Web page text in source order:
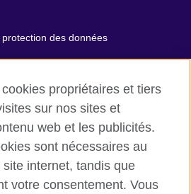
protection des données
par actions simplifiée
du British Council, l’agence
aux domaines de l’éducation
propriétaires et tiers
sur nos sites et
web et les publicités.
sont nécessaires au
internet, tandis que
votre consentement. Vous